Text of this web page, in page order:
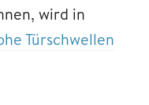
wird in
Türschwellen